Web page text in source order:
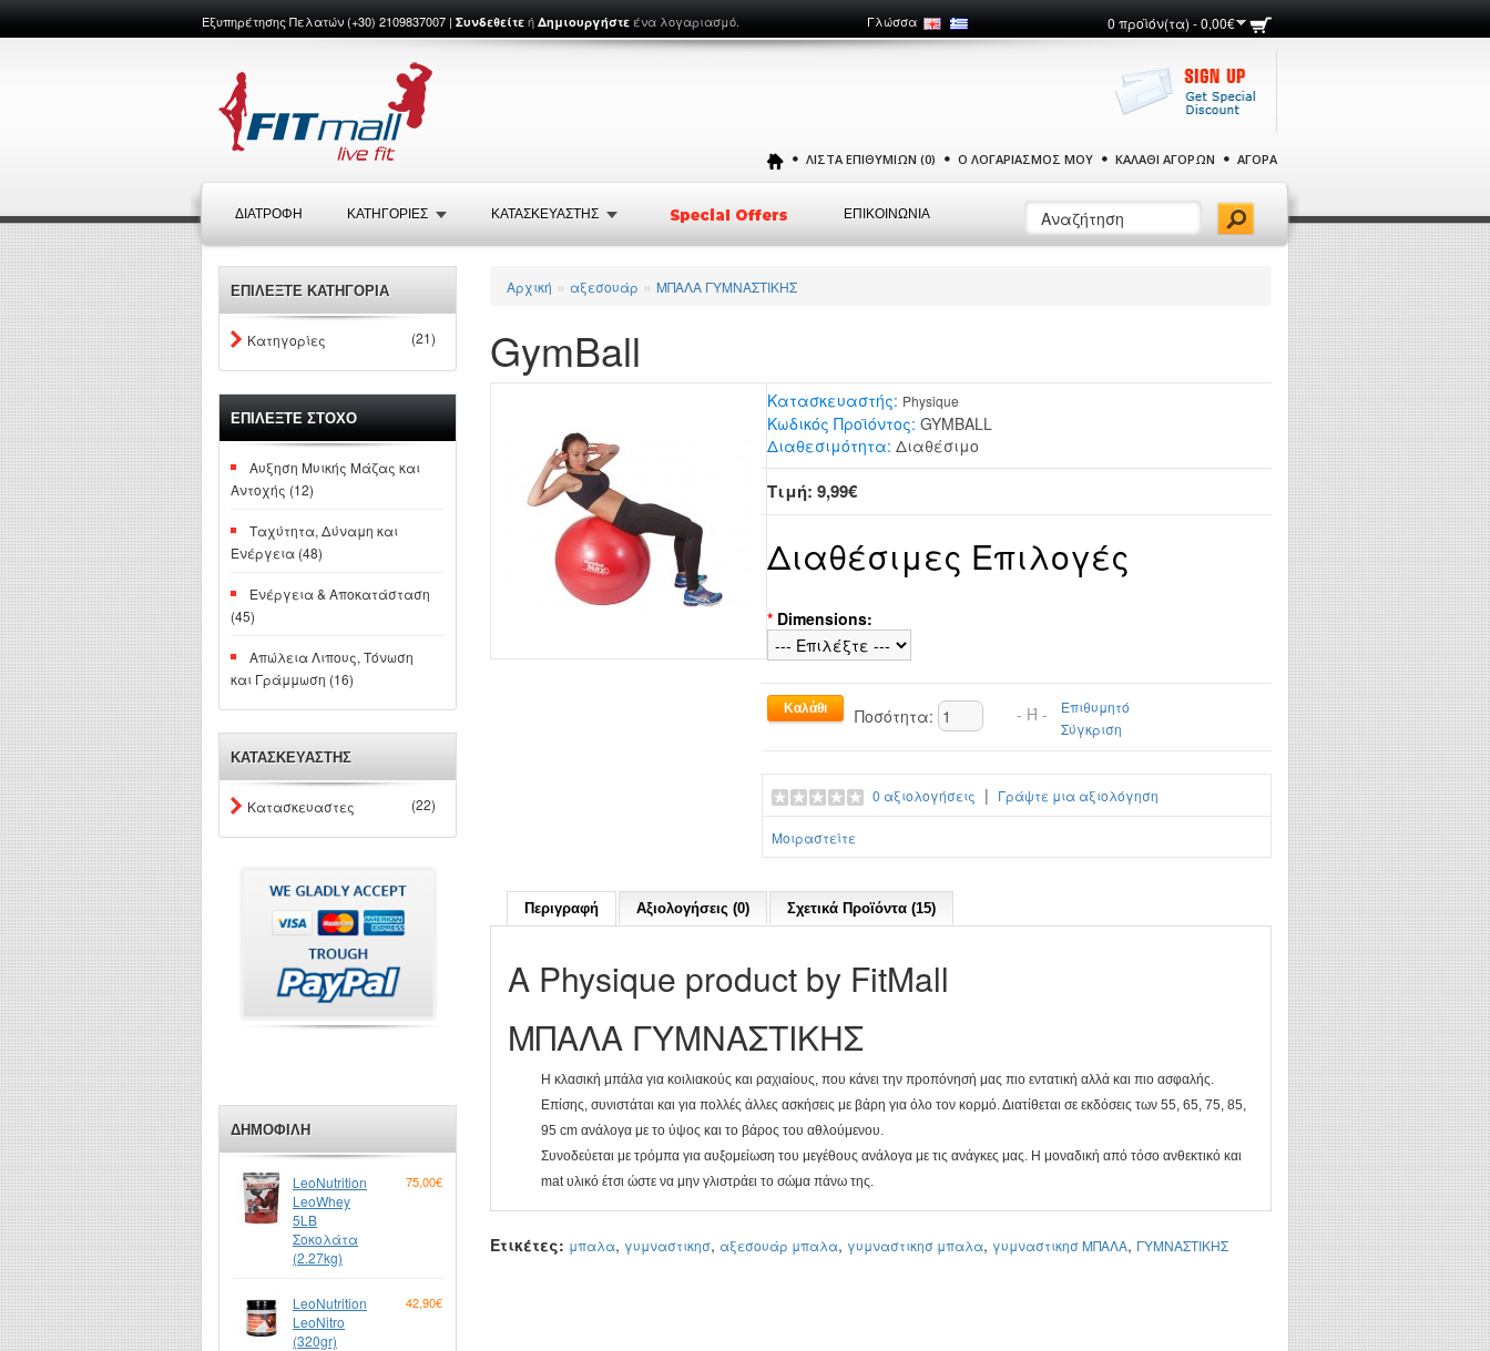
Γλώσσα 0 προϊόν(τα) - 0,00€
Εξυπηρέτησης Πελατών (+30) 2109837007 | Συνδεθείτε ή Δημιουργήστε ένα λογαριασμό.
ΛΊΣΤΑ ΕΠΙΘΥΜΙΏΝ (0) Ο ΛΟΓΑΡΙΑΣΜΌΣ ΜΟΥ ΚΑΛΆΘΙ ΑΓΟΡΏΝ ΑΓΟΡΆ
ΔΙΑΤΡΟΦΉ ΚΑΤΗΓΟΡΙΕΣ ΚΑΤΑΣΚΕΥΑΣΤΗΣ ΕΠΙΚΟΙΝΩΝΙΑ
ΕΠΙΛΕΞΤΕ ΚΑΤΗΓΟΡΙΑ
Κατηγορίες (21)
ΕΠΙΛΕΞΤΕ ΣΤΟΧΟ
Αυξηση Μυικής Μάζας και
Αντοχής (12)
Ταχύτητα, Δύναμη και
Ενέργεια (48)
Ενέργεια & Αποκατάσταση
(45)
Απώλεια Λιπους, Τόνωση
και Γράμμωση (16)
ΚΑΤΑΣΚΕΥΑΣΤΗΣ
Κατασκευαστες (22)
ΔΗΜΟΦΙΛΉ
LeoNutrition
LeoWhey
5LB
Σοκολάτα
(2.27kg)
75,00€
LeoNutrition
LeoNitro
(320gr)
42,90€
Αρχική » αξεσουάρ » ΜΠΑΛΑ ΓΥΜΝΑΣΤΙΚΗΣ
GymBall
Κατασκευαστής: Physique
Κωδικός Προϊόντος: GYMBALL
Διαθεσιμότητα: Διαθέσιμο
Τιμή: 9,99€
Διαθέσιμες Επιλογές
* Dimensions:
Ποσότητα: - Ή -
Επιθυμητό
Σύγκριση
0 αξιολογήσεις | Γράψτε μια αξιολόγηση
Μοιραστείτε
Περιγραφή Αξιολογήσεις (0) Σχετικά Προϊόντα (15)
Α Physique product by FitMall
ΜΠΑΛΑ ΓΥΜΝΑΣΤΙΚΗΣ
Η κλασική μπάλα για κοιλιακούς και ραχιαίους, που κάνει την προπόνησή μας πιο εντατική αλλά και πιο ασφαλής.
Επίσης, συνιστάται και για πολλές άλλες ασκήσεις με βάρη για όλο τον κορμό. Διατίθεται σε εκδόσεις των 55, 65, 75, 85,
95 cm ανάλογα με το ύψος και το βάρος του αθλούμενου.
Συνοδεύεται με τρόμπα για αυξομείωση του μεγέθους ανάλογα με τις ανάγκες μας. Η μοναδική από τόσο ανθεκτικό και
mat υλικό έτσι ώστε να μην γλιστράει το σώμα πάνω της.
Ετικέτες: μπαλα, γυμναστικησ, αξεσουάρ μπαλα, γυμναστικησ μπαλα, γυμναστικησ ΜΠΑΛΑ, ΓΥΜΝΑΣΤΙΚΗΣ